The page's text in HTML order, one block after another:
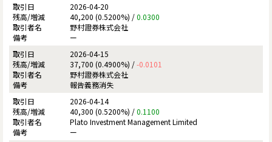
2026-04-20
40,200 (0.5200%) /0.0300
野村證券株式会社
ー
2026-04-15
37,700 (0.4900%) /-0.0101
野村證券株式会社
報告義務消失
2026-04-14
40,300 (0.5200%) /0.1100
Plato Investment Management Limited
ー